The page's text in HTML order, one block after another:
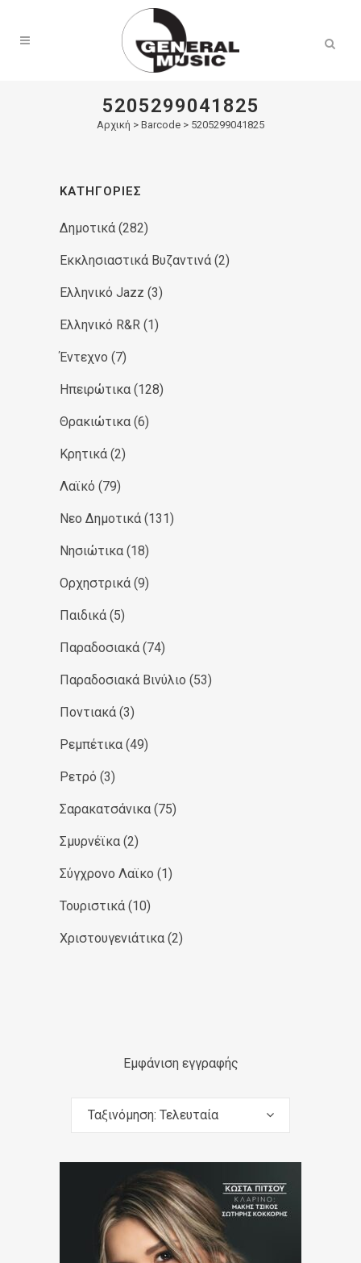
5205299041825
Αρχική > Barcode > 5205299041825
ΚΑΤΗΓΟΡΊΕΣ
Δημοτικά (282)
Εκκλησιαστικά Βυζαντινά (2)
Ελληνικό Jazz (3)
Ελληνικό R&R (1)
Έντεχνο (7)
Ηπειρώτικα (128)
Θρακιώτικα (6)
Κρητικά (2)
Λαϊκό (79)
Νεο Δημοτικά (131)
Νησιώτικα (18)
Ορχηστρικά (9)
Παιδικά (5)
Παραδοσιακά (74)
Παραδοσιακά Βινύλιο (53)
Ποντιακά (3)
Ρεμπέτικα (49)
Ρετρό (3)
Σαρακατσάνικα (75)
Σμυρνέϊκα (2)
Σύγχρονο Λαϊκο (1)
Τουριστικά (10)
Χριστουγενιάτικα (2)
Εμφάνιση εγγραφής
Ταξινόμηση: Τελευταία